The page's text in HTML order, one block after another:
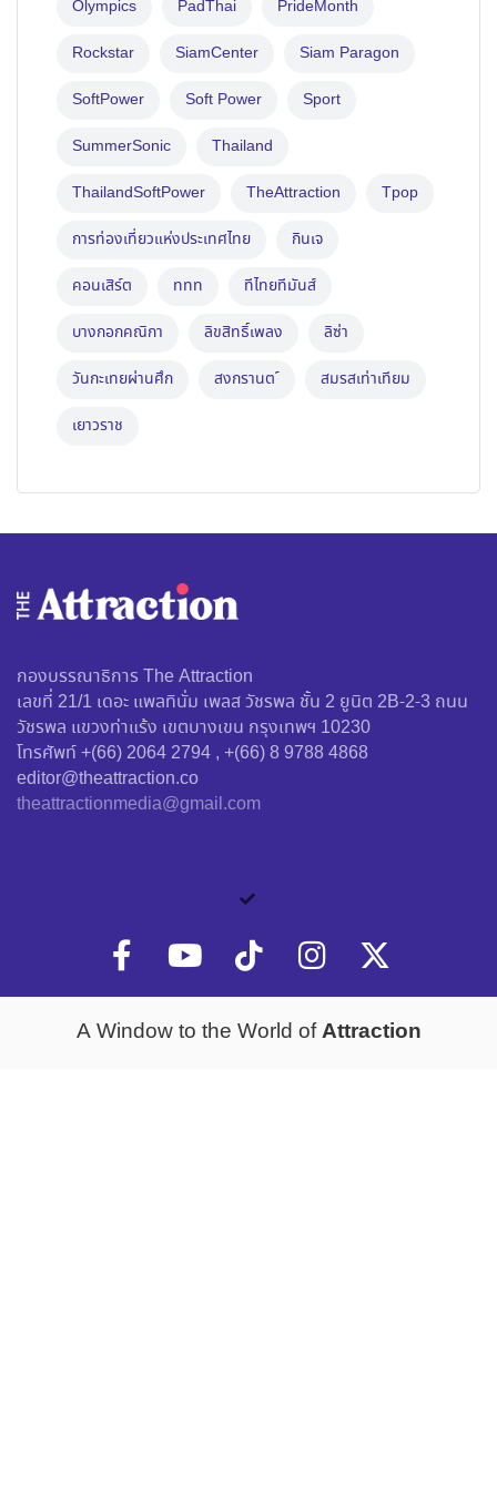
Olympics PadThai PrideMonth
Rockstar SiamCenter Siam Paragon
SoftPower Soft Power Sport
SummerSonic Thailand
ThailandSoftPower TheAttraction Tpop
การท่องเที่ยวแห่งประเทศไทย กินเจ
คอนเสิร์ต ททท ทีไทยทีมันส์
บางกอกคณิกา ลิขสิทธิ์เพลง ลิซ่า
วันกะเทยผ่านศึก สงกรานต ์ สมรสเท่าเทียม
เยาวราช
กองบรรณาธิการ The Attraction
เลขที่ 21/1 เดอะ แพลทินั่ม เพลส วัชรพล ชั้น 2 ยูนิต 2B-2-3 ถนน
วัชรพล แขวงท่าแร้ง เขตบางเขน กรุงเทพฯ 10230
โทรศัพท์ +(66) 2064 2794 , +(66) 8 9788 4868
editor@theattraction.co
theattractionmedia@gmail.com
A Window to the World ofAttraction